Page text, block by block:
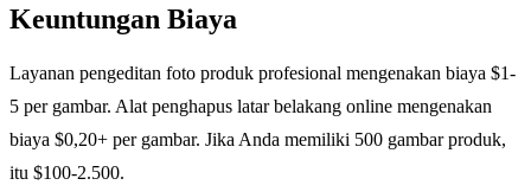
Keuntungan Biaya
Layanan pengeditan foto produk profesional mengenakan biaya $1-
5 per gambar. Alat penghapus latar belakang online mengenakan
biaya $0,20+ per gambar. Jika Anda memiliki 500 gambar produk,
itu $100-2.500.